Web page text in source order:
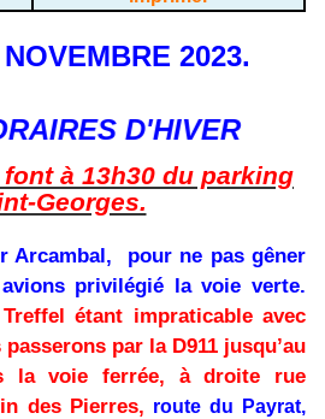
2023.
D'HIVER
à 13h30 du parking
Georges.
Arcambal, pour ne pas gêner
privilégié la voie verte.
étant impraticable avec
par la D911 jusqu’au
la voie ferrée, à droite rue
des Pierres, route du Payrat,